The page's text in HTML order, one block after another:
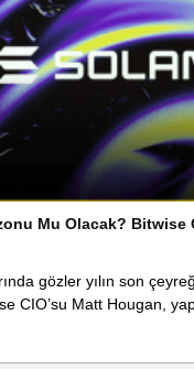
Mu Olacak? Bitwise
gözler yılın son
CIO’su Matt Hougan,